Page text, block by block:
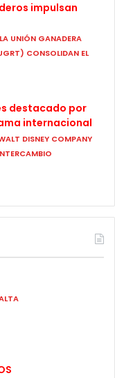
impulsan
UNIÓN GANADERA
CONSOLIDAN EL
destacado por
internacional
DISNEY COMPANY